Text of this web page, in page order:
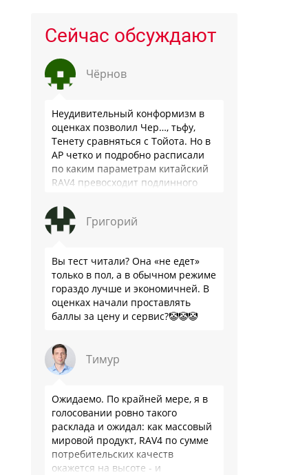
Сейчас обсуждают
Чёрнов
Неудивительный конформизм в
оценках позволил Чер…, тьфу,
Тенету сравняться с Тойота. Но в
АР четко и подробно расписали
по каким параметрам китайский
RAV4 превосходит подлинного
подвеска едет ровно и приятно …
Григорий
Вы тест читали? Она «не едет»
только в пол, а в обычном режиме
гораздо лучше и экономичней. В
оценках начали проставлять
баллы за цену и сервис?🤡🤡🤡
Тимур
Ожидаемо. По крайней мере, я в
голосовании ровно такого
расклада и ожидал: как массовый
мировой продукт, RAV4 по сумме
потребительских качеств
окажется на высоте - и